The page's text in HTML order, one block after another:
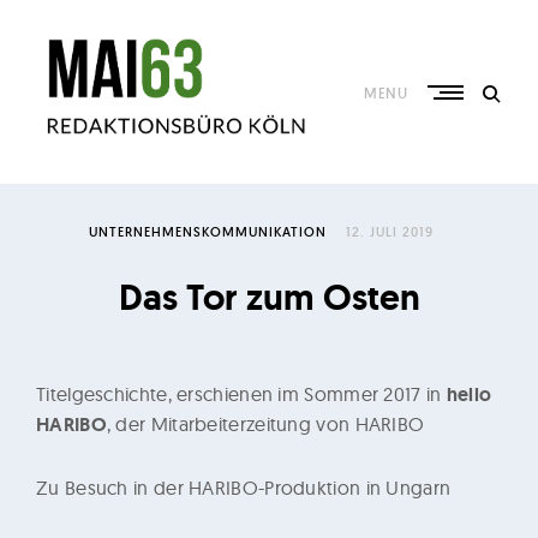
i
o
s
MENU
UNTERNEHMENSKOMMUNIKATION 12. JULI 2019
Das Tor zum Osten
Titelgeschichte, erschienen im Sommer 2017 in hello
HARIBO, der Mitarbeiterzeitung von HARIBO
Zu Besuch in der HARIBO-Produktion in Ungarn